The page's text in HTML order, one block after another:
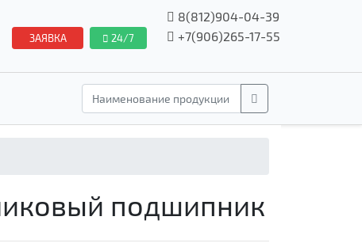
ЗАЯВКА 24/7
8(812)904-04-39
+7(906)265-17-55
подшипник